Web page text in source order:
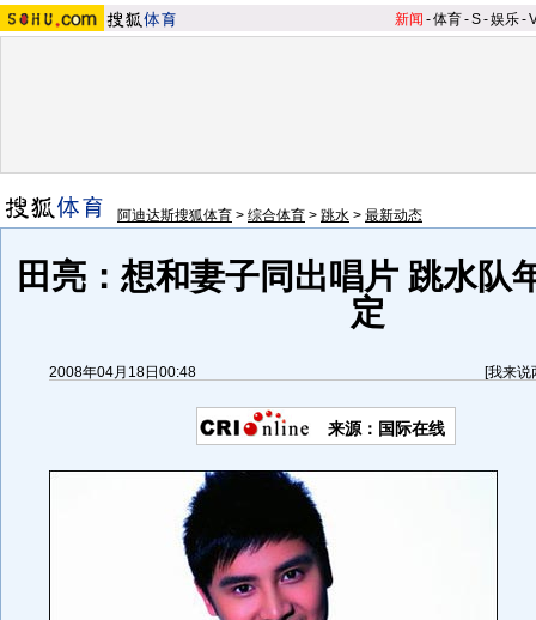
新闻 -体育-S-娱乐-
阿迪达斯搜狐体育 > 综合体育 > 跳水 > 最新动态
田亮：想和妻子同出唱片 跳水队
定
2008年04月18日00:48 [我来说
来源：国际在线